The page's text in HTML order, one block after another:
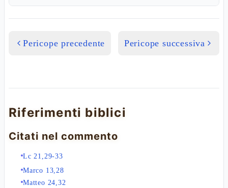
Pericope precedente Pericope successiva
Riferimenti biblici
Citati nel commento
Lc 21,29-33
Marco 13,28
Matteo 24,32